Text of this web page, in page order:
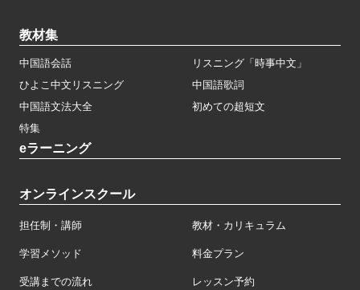
教材集
中国語会話
リスニング「時事中文」
ひよこ中文リスニング
中国語歌詞
中国語文法大全
初めての超短文
特集
eラーニング
オンラインスクール
担任制・講師 教材・カリキュラム
学習メソッド 料金プラン
受講までの流れ レッスン予約